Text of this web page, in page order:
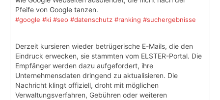
Pfeife von Google tanzen.
#google #ki #seo #datenschutz #ranking #suchergebnisse
Derzeit kursieren wieder betrügerische E-Mails, die den
Eindruck erwecken, sie stammten vom ELSTER-Portal. Die
Empfänger werden dazu aufgefordert, ihre
Unternehmensdaten dringend zu aktualisieren. Die
Nachricht klingt offiziell, droht mit möglichen
Verwaltungsverfahren, Gebühren oder weiteren